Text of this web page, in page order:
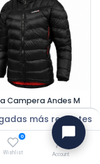
más recientes
0
Wishlist Account
Campera Andes M
717.506,96